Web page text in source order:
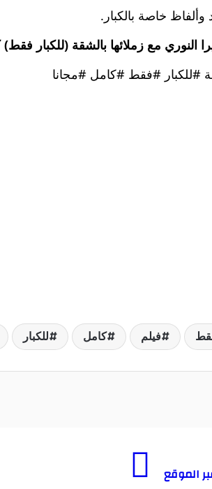
خاصة بالكبار.
النوري مع زملائها بالشقة (للكبار
#للكبار #فقط #كامل #مجانا
فيلم كامل للكبار
على نتائج التوجيهي الأردن 2025 عبر الموقع